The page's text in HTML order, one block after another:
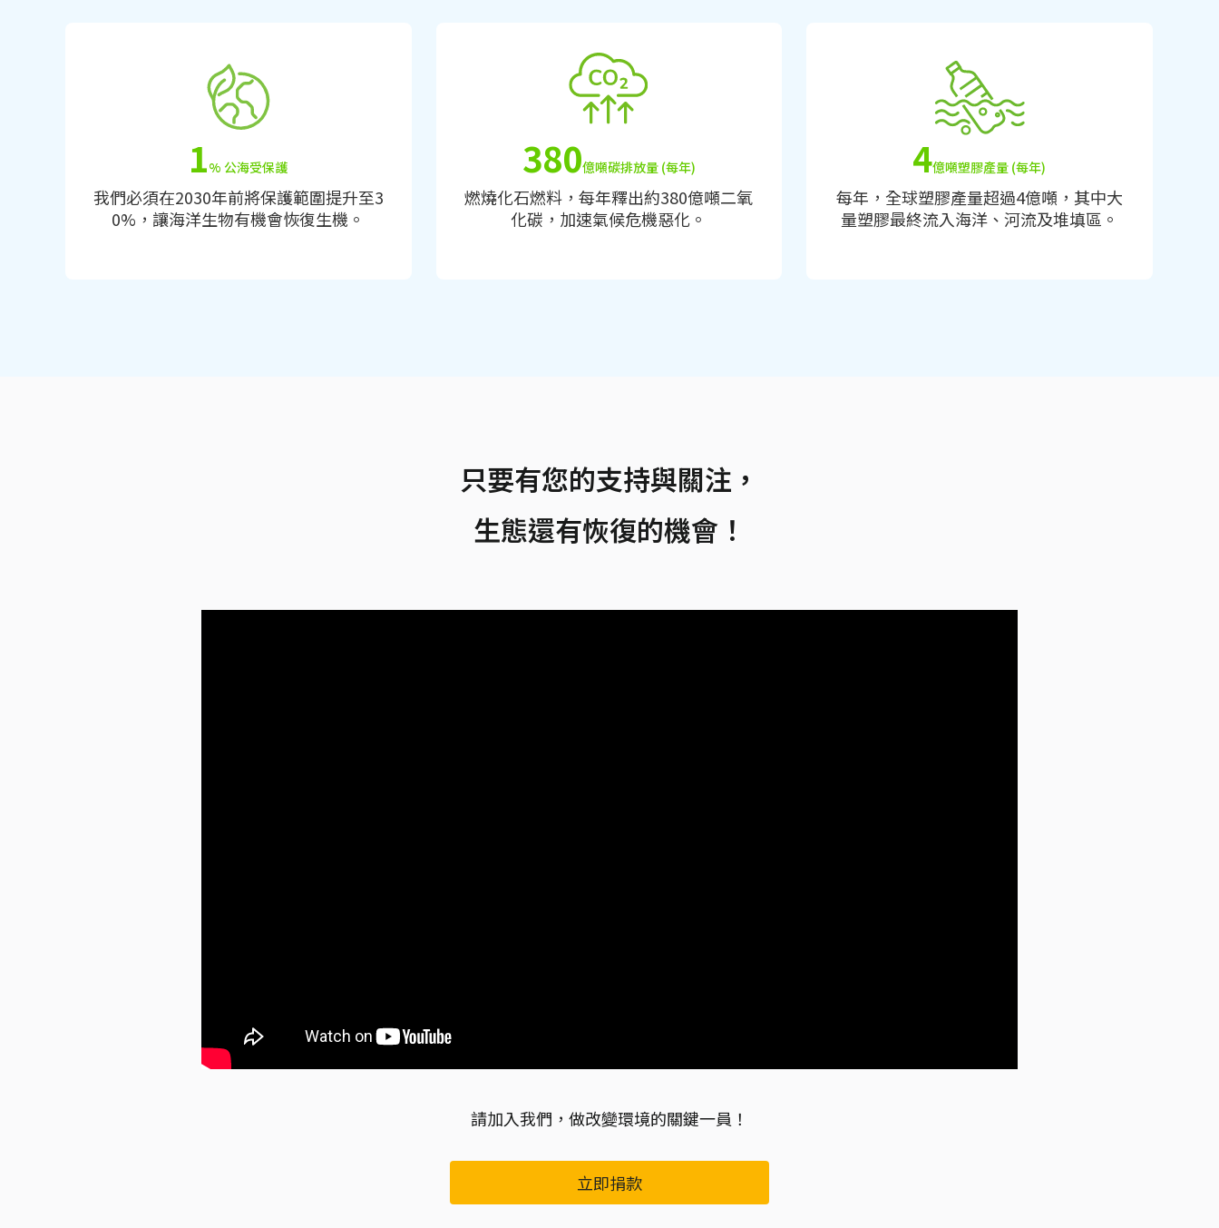
1% 公海受保護
我們必須在2030年前將保護範圍提升至3
0%，讓海洋生物有機會恢復生機。
380億噸碳排放量 (每年)
燃燒化石燃料，每年釋出約380億噸二氧
化碳，加速氣候危機惡化。
4億噸塑膠產量 (每年)
每年，全球塑膠產量超過4億噸，其中大
量塑膠最終流入海洋、河流及堆填區。
只要有您的支持與關注，
生態還有恢復的機會！
請加入我們，做改變環境的關鍵一員！
立即捐款